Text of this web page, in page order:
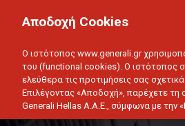
ΥΓΕΙΑ
Αποδοχή Cookies
Ο ιστότοπος www.generali.gr
του (functional cookies). Ο ιστότοπος
ελεύθερα τις προτιμήσεις σας
Επιλέγοντας «Αποδοχή», παρέχετε
Generali Hellas A.A.E., σύμφωνα με την